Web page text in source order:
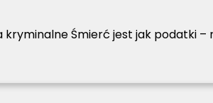
kryminalne Śmierć jest jak podatki –